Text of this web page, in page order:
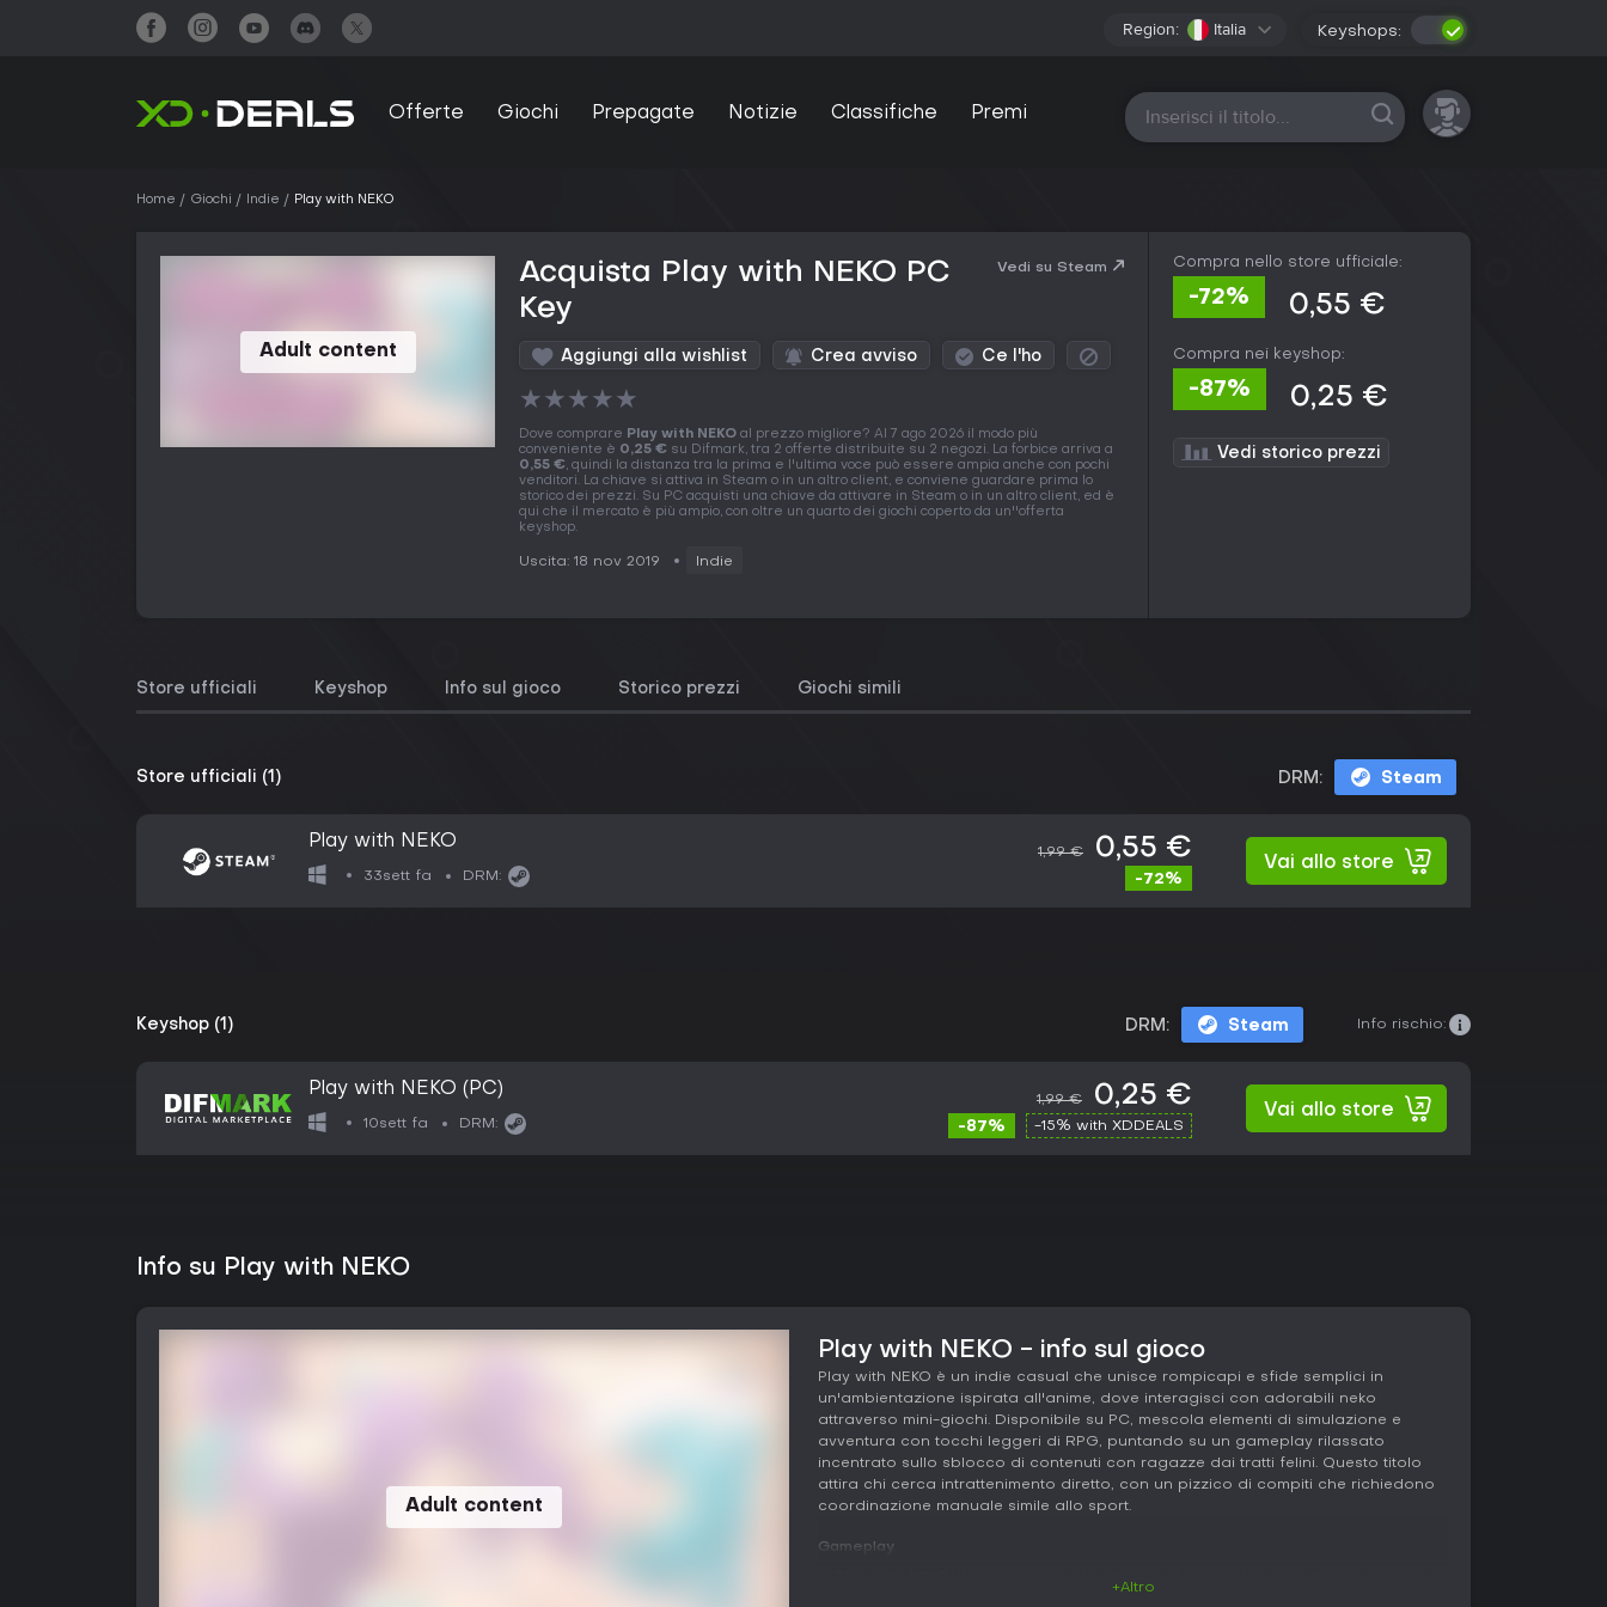
Region: Italia Keyshops:
Offerte Giochi Prepagate Notizie Classifiche Premi Tutte le piattaforme
Home Giochi Indie Play with NEKO
Adult content
Acquista Play with NEKO PC
Key
Vedi su Steam
Aggiungi alla wishlist Crea avviso Ce l'ho
★★★★★
Dove comprare Play with NEKO al prezzo migliore? Al 7 ago 2026 il modo più
conveniente è 0,25 € su Difmark, tra 2 offerte distribuite su 2 negozi. La forbice arriva a
0,55 €, quindi la distanza tra la prima e l'ultima voce può essere ampia anche con pochi
venditori. La chiave si attiva in Steam o in un altro client, e conviene guardare prima lo
storico dei prezzi. Su PC acquisti una chiave da attivare in Steam o in un altro client, ed è
qui che il mercato è più ampio, con oltre un quarto dei giochi coperto da un''offerta
keyshop.
Uscita: 18 nov 2019 Indie
Compra nello store ufficiale:
-72% 0,55 €
Compra nei keyshop:
-87% 0,25 €
Vedi storico prezzi
Store ufficiali Keyshop Info sul gioco Storico prezzi Giochi simili
Store ufficiali (1) DRM: Steam
Play with NEKO
33sett fa DRM:
1,99 € 0,55 €
-72%
Vai allo store
Keyshop (1) DRM: Steam Info rischio:
Play with NEKO (PC)
10sett fa DRM:
1,99 € 0,25 €
-87% -15% with XDDEALS
Vai allo store
Info su Play with NEKO
Adult content Adult content
Play with NEKO - info sul gioco
Play with NEKO è un indie casual che unisce rompicapi e sfide semplici in
un'ambientazione ispirata all'anime, dove interagisci con adorabili neko
attraverso mini-giochi. Disponibile su PC, mescola elementi di simulazione e
avventura con tocchi leggeri di RPG, puntando su un gameplay rilassato
incentrato sullo sblocco di contenuti con ragazze dai tratti felini. Questo titolo
attira chi cerca intrattenimento diretto, con un pizzico di compiti che richiedono
coordinazione manuale simile allo sport.
Gameplay
+Altro